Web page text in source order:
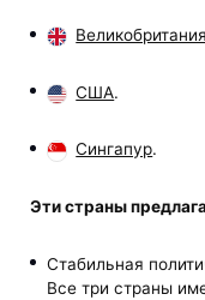
Великобритания
США.
Сингапур.
Эти страны
Стабильная
Все три страны